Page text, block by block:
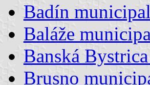
Badín
Baláže
Banská
Brusno